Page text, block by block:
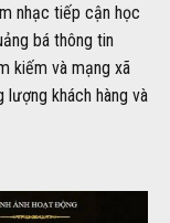
nhạc tiếp cận học
bá thông tin
kiếm và mạng xã
khách hàng và